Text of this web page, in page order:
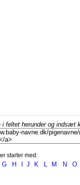
i feltet herunder og indsæt
starter med:
G H J K L M N O